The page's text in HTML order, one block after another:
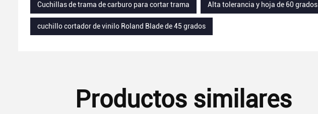
Cuchillas de trama de carburo para cortar trama
Alta tolerancia y hoja de 60 grados
cuchillo cortador de vinilo Roland Blade de 45 grados
Productos similares